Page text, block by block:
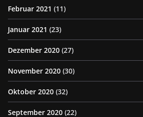
Februar 2021 (11)
Januar 2021 (23)
Dezember 2020 (27)
November 2020 (30)
Oktober 2020 (32)
September 2020 (22)